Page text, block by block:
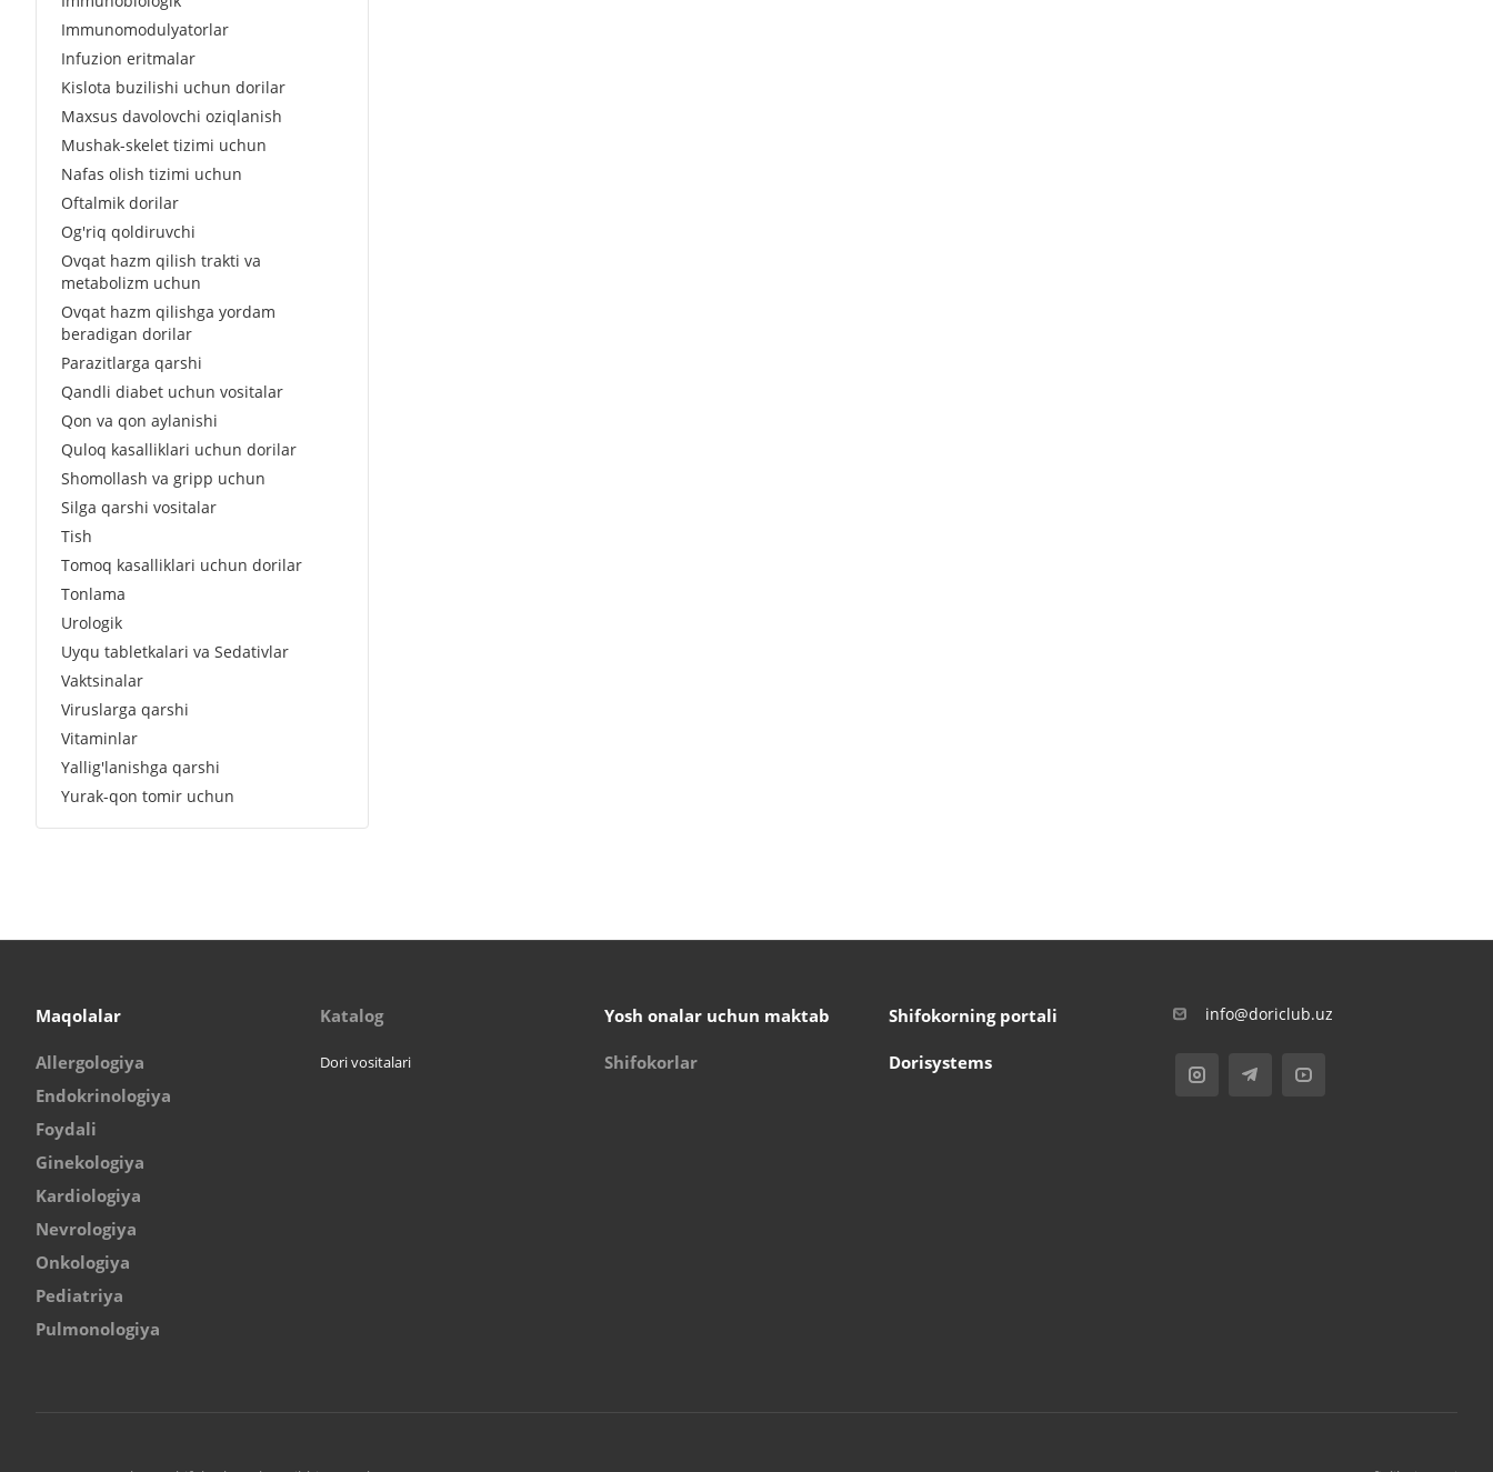
Immunomodulyatorlar
Infuzion eritmalar
Kislota buzilishi uchun dorilar
Maxsus davolovchi oziqlanish
Mushak-skelet tizimi uchun
Nafas olish tizimi uchun
Oftalmik dorilar
Og'riq qoldiruvchi
Ovqat hazm qilish trakti va
metabolizm uchun
Ovqat hazm qilishga yordam
beradigan dorilar
Parazitlarga qarshi
Qandli diabet uchun vositalar
Qon va qon aylanishi
Quloq kasalliklari uchun dorilar
Shomollash va gripp uchun
Silga qarshi vositalar
Tish
Tomoq kasalliklari uchun dorilar
Tonlama
Urologik
Uyqu tabletkalari va Sedativlar
Vaktsinalar
Viruslarga qarshi
Vitaminlar
Yallig'lanishga qarshi
Yurak-qon tomir uchun
Maqolalar
Allergologiya
Endokrinologiya
Foydali
Ginekologiya
Kardiologiya
Nevrologiya
Onkologiya
Pediatriya
Pulmonologiya
Katalog
Dori vositalari
Yosh onalar uchun maktab
Shifokorlar
Shifokorning portali
Dorisystems
info@doriclub.uz